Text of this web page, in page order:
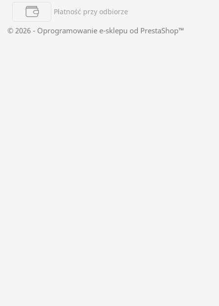
Płatność przy odbiorze
© 2026 - Oprogramowanie e-sklepu od PrestaShop™